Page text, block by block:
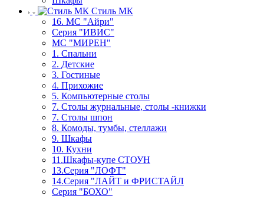
Стиль МК
16. МС "Айри"
Серия "ИВИС"
МС "МИРЕН"
1. Спальни
2. Детские
3. Гостиные
4. Прихожие
5. Компьютерные столы
7. Столы журнальные, столы -книжки
7. Столы шпон
8. Комоды, тумбы, стеллажи
9. Шкафы
10. Кухни
11.Шкафы-купе СТОУН
13.Серия "ЛОФТ"
14.Серия "ЛАЙТ и ФРИСТАЙЛ
Серия "БОХО"